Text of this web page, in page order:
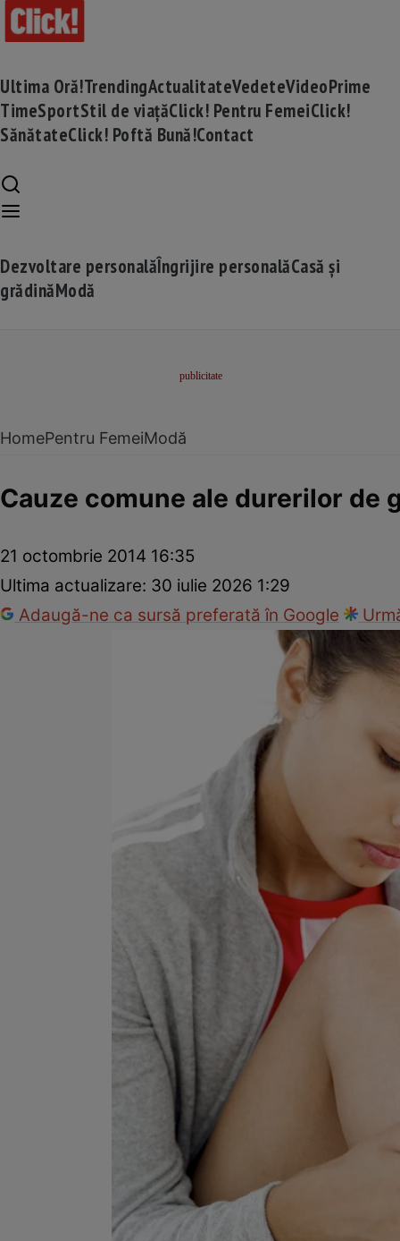
Ultima Oră!TrendingActualitateVedeteVideoPrime
TimeSportStil de viațăClick! Pentru FemeiClick!
SănătateClick! Poftă Bună!Contact
Dezvoltare personalăÎngrijire personalăCasă și
grădinăModă
HomePentru FemeiModă
Cauze comune ale durerilor de
21 octombrie 2014 16:35
Ultima actualizare: 30 iulie 2026 1:29
Adaugă-ne ca sursă preferată în Google